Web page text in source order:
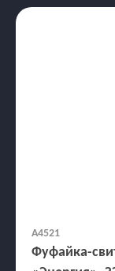
А4521
Фуфайка-